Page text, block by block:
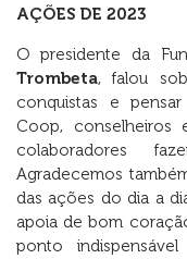
AÇÕES DE 2023
O presidente da
Trombeta, falou
conquistas e
Coop, conselheiros
colaboradores
Agradecemos
das ações do dia a
apoia de bom
ponto